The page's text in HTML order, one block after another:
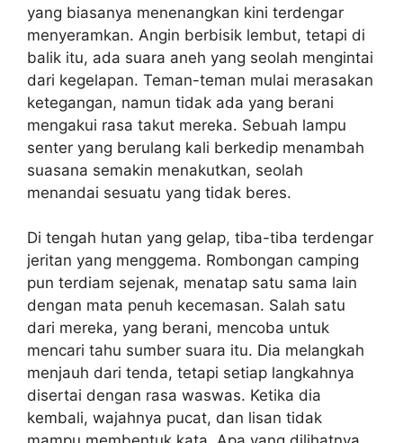
yang biasanya menenangkan kini terdengar
menyeramkan. Angin berbisik lembut, tetapi di
balik itu, ada suara aneh yang seolah mengintai
dari kegelapan. Teman-teman mulai merasakan
ketegangan, namun tidak ada yang berani
mengakui rasa takut mereka. Sebuah lampu
senter yang berulang kali berkedip menambah
suasana semakin menakutkan, seolah
menandai sesuatu yang tidak beres.
Di tengah hutan yang gelap, tiba-tiba terdengar
jeritan yang menggema. Rombongan camping
pun terdiam sejenak, menatap satu sama lain
dengan mata penuh kecemasan. Salah satu
dari mereka, yang berani, mencoba untuk
mencari tahu sumber suara itu. Dia melangkah
menjauh dari tenda, tetapi setiap langkahnya
disertai dengan rasa waswas. Ketika dia
kembali, wajahnya pucat, dan lisan tidak